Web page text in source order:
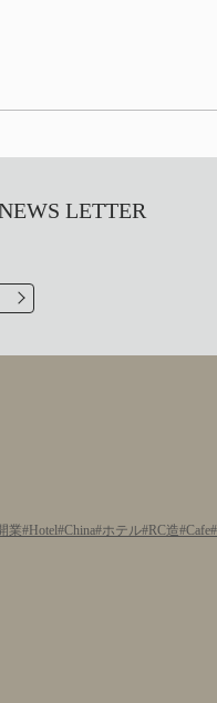
LETTER
業 Hotel China ホテル RC造 Cafe